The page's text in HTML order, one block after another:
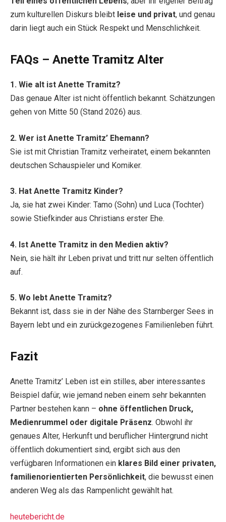
zum kulturellen Diskurs bleibt leise und privat, und genau
darin liegt auch ein Stück Respekt und Menschlichkeit.
FAQs – Anette Tramitz Alter
1. Wie alt ist Anette Tramitz?
Das genaue Alter ist nicht öffentlich bekannt. Schätzungen
gehen von Mitte 50 (Stand 2026) aus.
2. Wer ist Anette Tramitz’ Ehemann?
Sie ist mit Christian Tramitz verheiratet, einem bekannten
deutschen Schauspieler und Komiker.
3. Hat Anette Tramitz Kinder?
Ja, sie hat zwei Kinder: Tamo (Sohn) und Luca (Tochter)
sowie Stiefkinder aus Christians erster Ehe.
4. Ist Anette Tramitz in den Medien aktiv?
Nein, sie hält ihr Leben privat und tritt nur selten öffentlich
auf.
5. Wo lebt Anette Tramitz?
Bekannt ist, dass sie in der Nähe des Starnberger Sees in
Bayern lebt und ein zurückgezogenes Familienleben führt.
Fazit
Anette Tramitz’ Leben ist ein stilles, aber interessantes
Beispiel dafür, wie jemand neben einem sehr bekannten
Partner bestehen kann – ohne öffentlichen Druck,
Medienrummel oder digitale Präsenz. Obwohl ihr
genaues Alter, Herkunft und beruflicher Hintergrund nicht
öffentlich dokumentiert sind, ergibt sich aus den
verfügbaren Informationen ein klares Bild einer privaten,
familienorientierten Persönlichkeit, die bewusst einen
anderen Weg als das Rampenlicht gewählt hat.
heutebericht.de